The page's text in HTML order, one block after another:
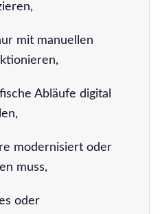
mit manuellen
Abläufe digital
modernisiert oder
muss,
oder